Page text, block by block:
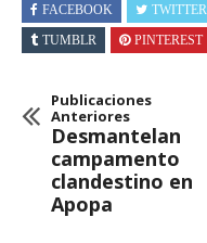
FACEBOOK TWITTER
TUMBLR
PINTEREST
Publicaciones
Anteriores
Desmantelan
campamento
clandestino en
Apopa